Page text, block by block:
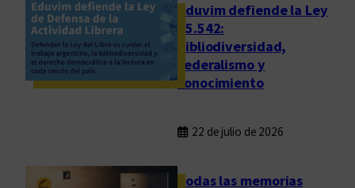
Eduvim defiende la Ley
25.542:
bibliodiversidad,
federalismo y
conocimiento
22 de julio de 2026
Todas las memorias